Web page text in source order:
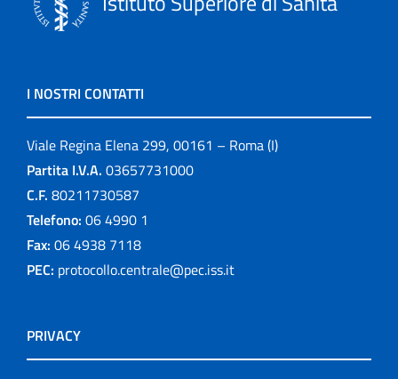
I NOSTRI CONTATTI
Viale Regina Elena 299, 00161 – Roma (I)
Partita I.V.A. 03657731000
C.F. 80211730587
Telefono: 06 4990 1
Fax: 06 4938 7118
PEC: protocollo.centrale@pec.iss.it
PRIVACY